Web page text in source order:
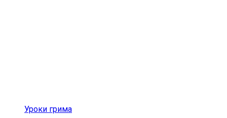
Уроки грима